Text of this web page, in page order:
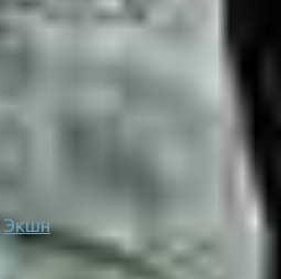
Экшн